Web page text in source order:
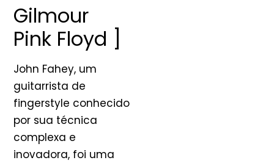
Gilmour
Pink Floyd ]
John Fahey, um
guitarrista de
fingerstyle conhecido
por sua técnica
complexa e
inovadora, foi uma